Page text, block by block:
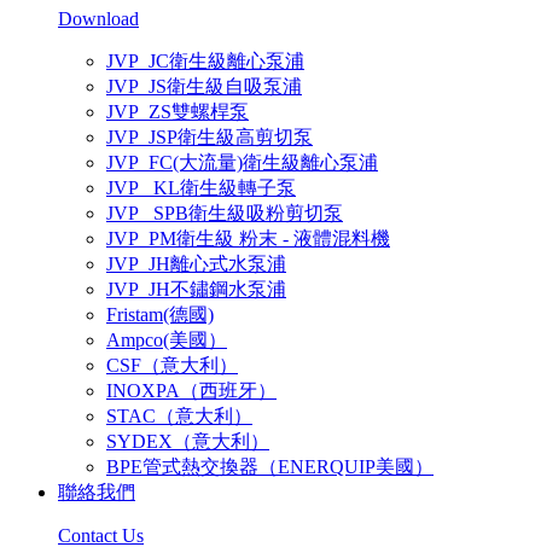
Download
JVP_JC衛生級離心泵浦
JVP_JS衛生級自吸泵浦
JVP_ZS雙螺桿泵
JVP_JSP衛生級高剪切泵
JVP_FC(大流量)衛生級離心泵浦
JVP_ KL衛生級轉子泵
JVP_ SPB衛生級吸粉剪切泵
JVP_PM衛生級 粉末 - 液體混料機
JVP_JH離心式水泵浦
JVP_JH不鏽鋼水泵浦
Fristam(德國)
Ampco(美國）
CSF（意大利）
INOXPA（西班牙）
STAC（意大利）
SYDEX（意大利）
BPE管式熱交換器（ENERQUIP美國）
聯絡我們
Contact Us